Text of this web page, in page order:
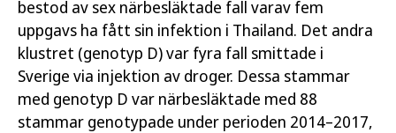
bestod av sex närbesläktade fall varav fem
uppgavs ha fått sin infektion i Thailand. Det andra
klustret (genotyp D) var fyra fall smittade i
Sverige via injektion av droger. Dessa stammar
med genotyp D var närbesläktade med 88
stammar genotypade under perioden 2014–2017,